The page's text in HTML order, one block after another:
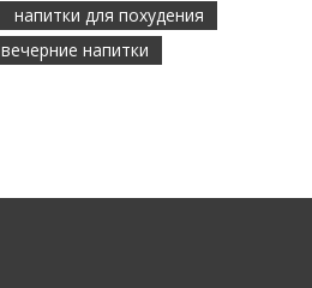
напитки для похудения
вечерние напитки